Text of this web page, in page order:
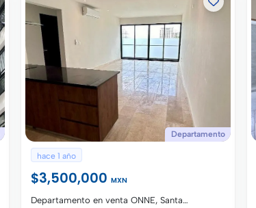
Departamento
hace 1 año
$3,500,000MXN
Departamento en venta ONNE, Santa